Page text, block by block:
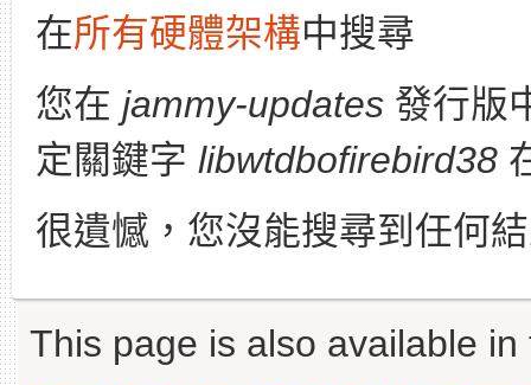
在所有硬體架構中搜尋
您在 jammy-updates 發行版
定關鍵字 libwtdbofirebird38
很遺憾，您沒能搜尋到任何
This page is also available